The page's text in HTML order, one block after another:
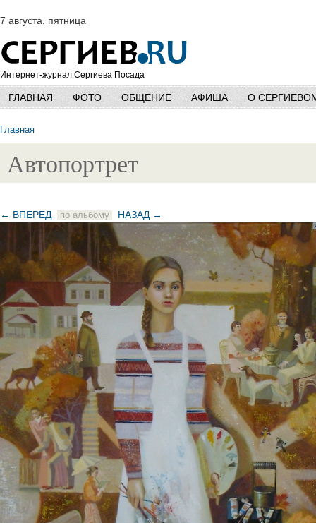
7 августа, пятница
Интернет-журнал Сергиева Посада
ГЛАВНАЯ ФОТО ОБЩЕНИЕ АФИША О
Главная
Автопортрет
← ВПЕРЕД по альбому НАЗАД →